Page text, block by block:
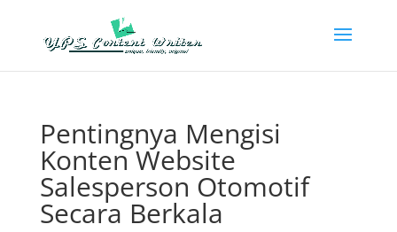
Pentingnya Mengisi
Konten Website
Salesperson Otomotif
Secara Berkala